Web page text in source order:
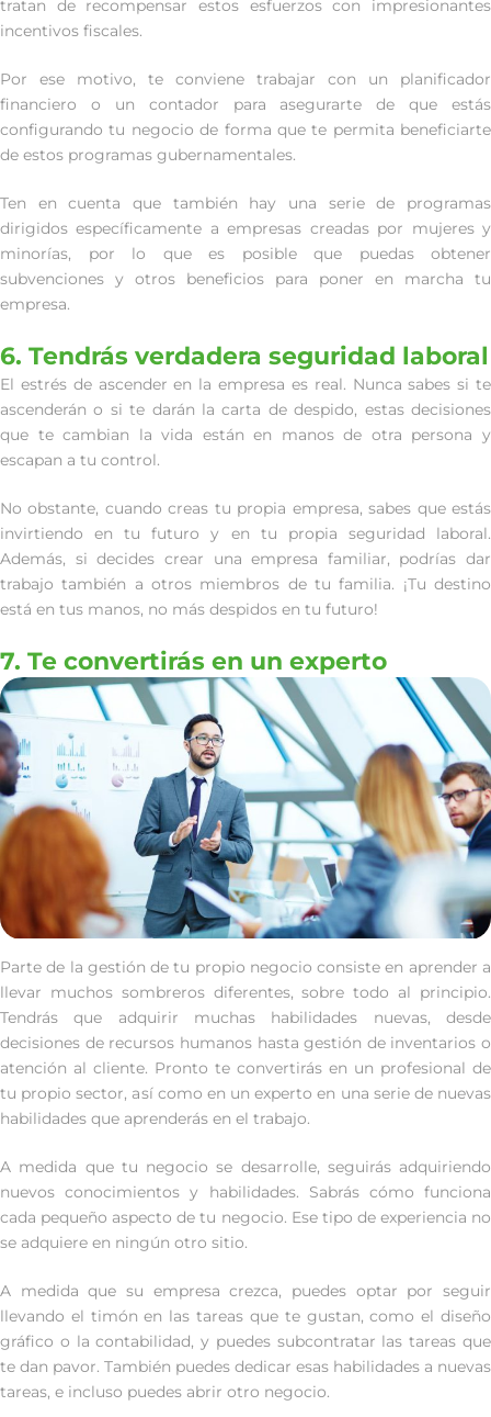
tratan de recompensar estos esfuerzos con impresionantes
incentivos fiscales.
Por ese motivo, te conviene trabajar con un planificador
financiero o un contador para asegurarte de que estás
configurando tu negocio de forma que te permita beneficiarte
de estos programas gubernamentales.
Ten en cuenta que también hay una serie de programas
dirigidos específicamente a empresas creadas por mujeres y
minorías, por lo que es posible que puedas obtener
subvenciones y otros beneficios para poner en marcha tu
empresa.
6. Tendrás verdadera seguridad laboral
El estrés de ascender en la empresa es real. Nunca sabes si te
ascenderán o si te darán la carta de despido, estas decisiones
que te cambian la vida están en manos de otra persona y
escapan a tu control.
No obstante, cuando creas tu propia empresa, sabes que estás
invirtiendo en tu futuro y en tu propia seguridad laboral.
Además, si decides crear una empresa familiar, podrías dar
trabajo también a otros miembros de tu familia. ¡Tu destino
está en tus manos, no más despidos en tu futuro!
7. Te convertirás en un experto
Parte de la gestión de tu propio negocio consiste en aprender a
llevar muchos sombreros diferentes, sobre todo al principio.
Tendrás que adquirir muchas habilidades nuevas, desde
decisiones de recursos humanos hasta gestión de inventarios o
atención al cliente. Pronto te convertirás en un profesional de
tu propio sector, así como en un experto en una serie de nuevas
habilidades que aprenderás en el trabajo.
A medida que tu negocio se desarrolle, seguirás adquiriendo
nuevos conocimientos y habilidades. Sabrás cómo funciona
cada pequeño aspecto de tu negocio. Ese tipo de experiencia no
se adquiere en ningún otro sitio.
A medida que su empresa crezca, puedes optar por seguir
llevando el timón en las tareas que te gustan, como el diseño
gráfico o la contabilidad, y puedes subcontratar las tareas que
te dan pavor. También puedes dedicar esas habilidades a nuevas
tareas, e incluso puedes abrir otro negocio.